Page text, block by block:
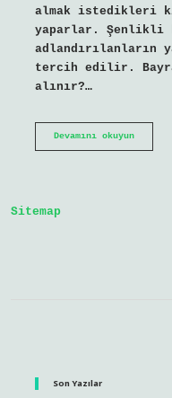
almak istedikleri
yaparlar. Şenlikli
adlandırılanların
tercih edilir.
alınır?…
Devamını okuyunRamazan
Sitemap
Son Yazılar